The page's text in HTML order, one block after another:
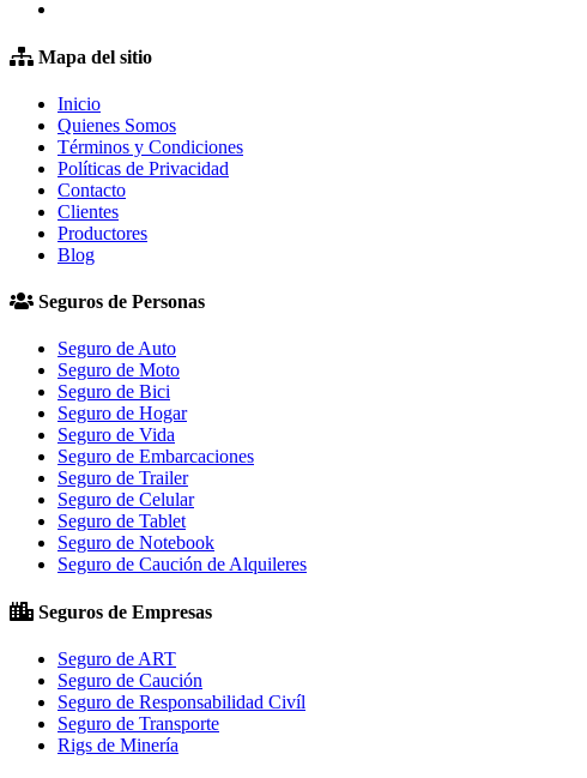
Mapa del sitio
Inicio
Quienes Somos
Términos y Condiciones
Políticas de Privacidad
Contacto
Clientes
Productores
Blog
Seguros de Personas
Seguro de Auto
Seguro de Moto
Seguro de Bici
Seguro de Hogar
Seguro de Vida
Seguro de Embarcaciones
Seguro de Trailer
Seguro de Celular
Seguro de Tablet
Seguro de Notebook
Seguro de Caución de Alquileres
Seguros de Empresas
Seguro de ART
Seguro de Caución
Seguro de Responsabilidad Civíl
Seguro de Transporte
Rigs de Minería